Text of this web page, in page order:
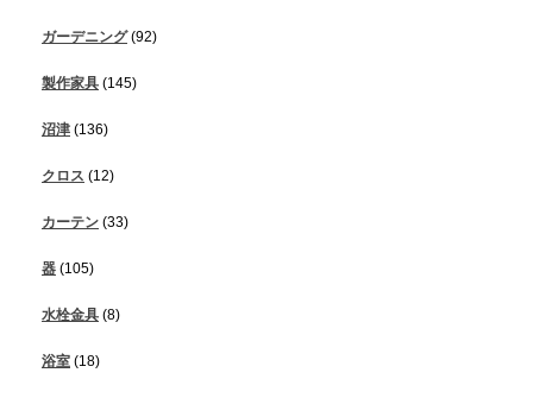
ガーデニング(92)
製作家具 (145)
沼津 (136)
クロス (12)
カーテン (33)
器 (105)
水栓金具 (8)
浴室 (18)